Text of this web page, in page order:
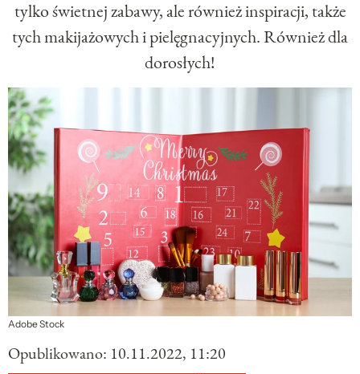
tylko świetnej zabawy, ale również inspiracji, także
tych makijażowych i pielęgnacyjnych. Również dla
dorosłych!
Adobe Stock
Opublikowano: 10.11.2022, 11:20